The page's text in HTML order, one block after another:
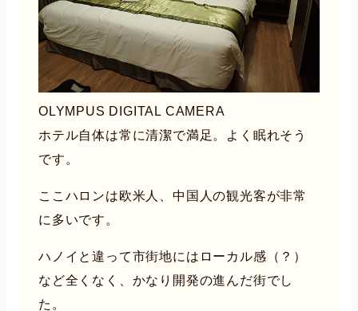
OLYMPUS DIGITAL CAMERA
ホテル自体は常に清潔で満足。よく眠れそう
です。
ここハロンは欧米人、中国人の観光客が非常
に多いです。
ハノイと違って市街地にはローカル感（？）
など全くなく、かなり開発の進んだ街でし
た。